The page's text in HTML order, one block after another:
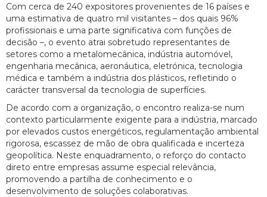
Com cerca de 240 expositores provenientes de 16 países e
uma estimativa de quatro mil visitantes – dos quais 96%
profissionais e uma parte significativa com funções de
decisão –, o evento atrai sobretudo representantes de
setores como a metalomecânica, indústria automóvel,
engenharia mecânica, aeronáutica, eletrónica, tecnologia
médica e também a indústria dos plásticos, refletindo o
carácter transversal da tecnologia de superfícies.
De acordo com a organização, o encontro realiza-se num
contexto particularmente exigente para a indústria, marcado
por elevados custos energéticos, regulamentação ambiental
rigorosa, escassez de mão de obra qualificada e incerteza
geopolítica. Neste enquadramento, o reforço do contacto
direto entre empresas assume especial relevância,
promovendo a partilha de conhecimento e o
desenvolvimento de soluções colaborativas.